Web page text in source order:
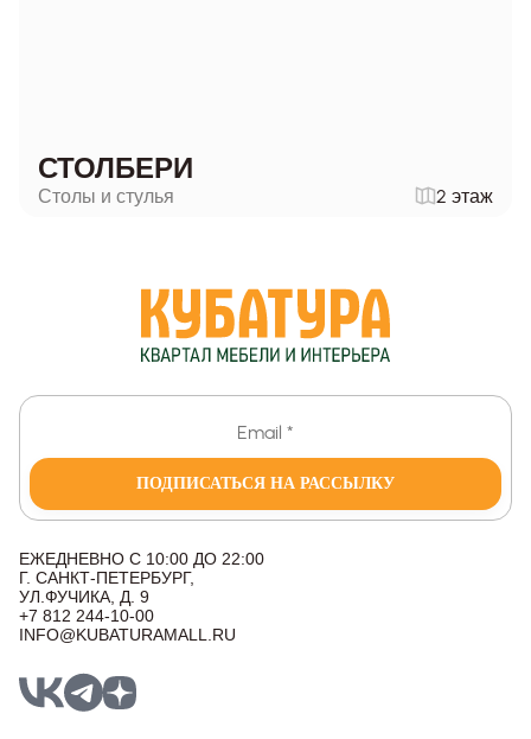
СТОЛБЕРИ
Столы и стулья 2 этаж
ПОДПИСАТЬСЯ НА РАССЫЛКУ
ЕЖЕДНЕВНО С 10:00 ДО 22:00
Г. САНКТ-ПЕТЕРБУРГ,
УЛ.ФУЧИКА, Д. 9
+7 812 244-10-00
INFO@KUBATURAMALL.RU